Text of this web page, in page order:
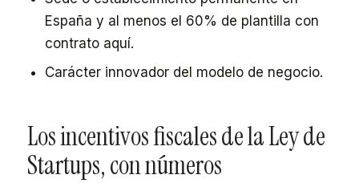
España y al menos el 60% de plantilla con
contrato aquí.
Carácter innovador del modelo de negocio.
Los incentivos fiscales de la Ley de
Startups, con números